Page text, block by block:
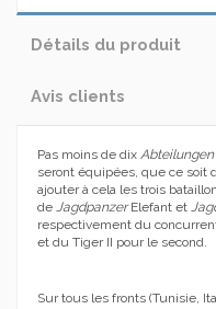
Détails du produit
Avis clients
Pas moins de dix Abteilungen
seront équipées, que ce soit
ajouter à cela les trois
de JagdpanzerElefant et
respectivement du
et du Tiger II pour le second.
Sur tous les fronts (Tunisie,